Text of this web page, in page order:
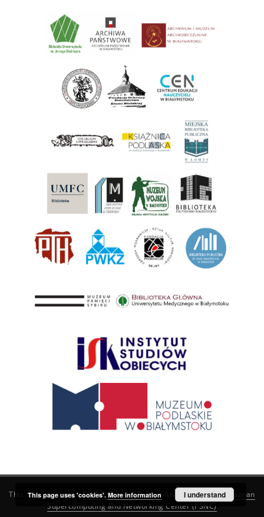
This service runs onDInGO dLibra 6.3.21software created by
Poznan
Supercomputing and Networking Center (PSNC)
This page uses 'cookies'. More information I understand